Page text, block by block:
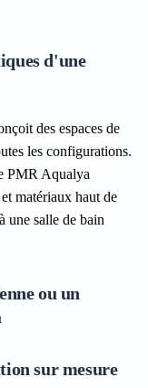
d'une
des espaces de
les configurations.
PMR Aqualya
matériaux haut de
une salle de bain
ou un
sur mesure